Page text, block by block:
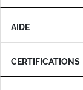
AIDE
CERTIFICATIONS